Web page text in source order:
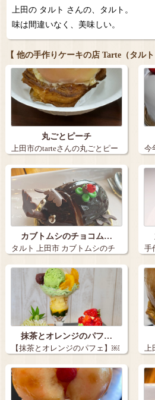
上田の タルト さんの、タルト。
味は間違いなく、美味しい。
【 他の手作りケーキの店 Tarte（タル
丸ごとピーチ
上田市のtarteさんの丸ごとピー
チ。９…
今
上
カブトムシのチョコム…
タルト 上田市 カブトムシのチ
ョコム…
手
桃
抹茶とオレンジのパフ…
【抹茶とオレンジのパフェ】￼
手作りケ…
上
キ